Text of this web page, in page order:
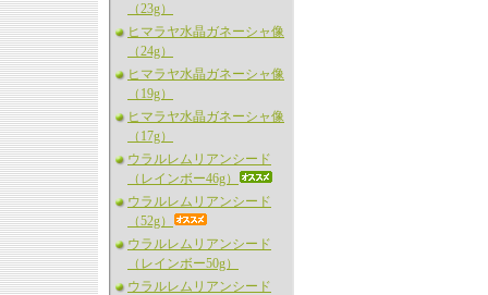
（23g）
ヒマラヤ水晶ガネーシャ像
（24g）
ヒマラヤ水晶ガネーシャ像
（19g）
ヒマラヤ水晶ガネーシャ像
（17g）
ウラルレムリアンシード
（レインボー46g）
ウラルレムリアンシード
（52g）
ウラルレムリアンシード
（レインボー50g）
ウラルレムリアンシード